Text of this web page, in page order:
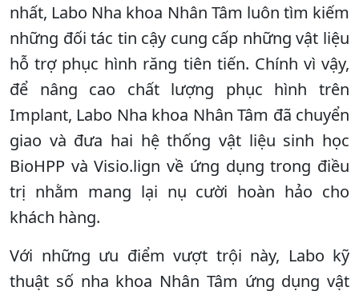
nhất, Labo Nha khoa Nhân Tâm luôn tìm kiếm
những đối tác tin cậy cung cấp những vật liệu
hỗ trợ phục hình răng tiên tiến. Chính vì vậy,
để nâng cao chất lượng phục hình trên
Implant, Labo Nha khoa Nhân Tâm đã chuyển
giao và đưa hai hệ thống vật liệu sinh học
BioHPP và Visio.lign về ứng dụng trong điều
trị nhằm mang lại nụ cười hoàn hảo cho
khách hàng.
Với những ưu điểm vượt trội này, Labo kỹ
thuật số nha khoa Nhân Tâm ứng dụng vật